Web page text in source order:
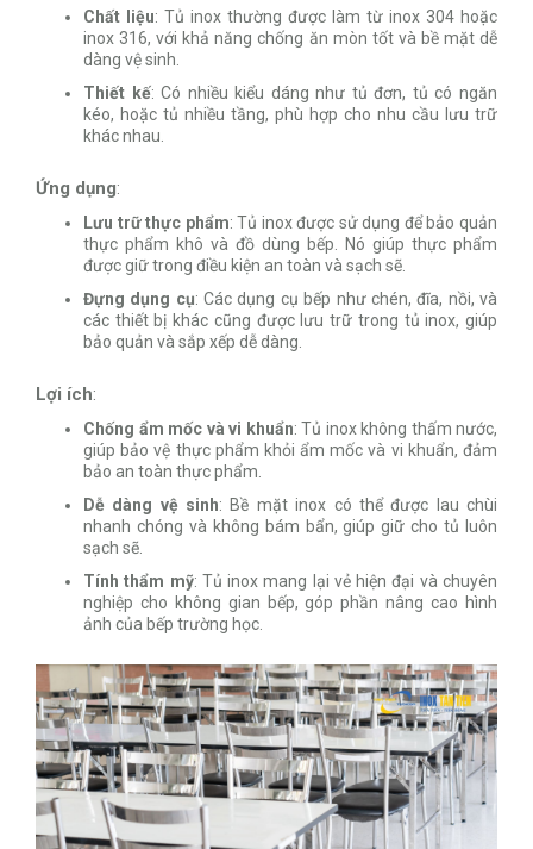
Chất liệu: Tủ inox thường được làm từ inox 304 hoặc
inox 316, với khả năng chống ăn mòn tốt và bề mặt dễ
dàng vệ sinh.
Thiết kế: Có nhiều kiểu dáng như tủ đơn, tủ có ngăn
kéo, hoặc tủ nhiều tầng, phù hợp cho nhu cầu lưu trữ
khác nhau.
Ứng dụng:
Lưu trữ thực phẩm: Tủ inox được sử dụng để bảo quản
thực phẩm khô và đồ dùng bếp. Nó giúp thực phẩm
được giữ trong điều kiện an toàn và sạch sẽ.
Đựng dụng cụ: Các dụng cụ bếp như chén, đĩa, nồi, và
các thiết bị khác cũng được lưu trữ trong tủ inox, giúp
bảo quản và sắp xếp dễ dàng.
Lợi ích:
Chống ẩm mốc và vi khuẩn: Tủ inox không thấm nước,
giúp bảo vệ thực phẩm khỏi ẩm mốc và vi khuẩn, đảm
bảo an toàn thực phẩm.
Dễ dàng vệ sinh: Bề mặt inox có thể được lau chùi
nhanh chóng và không bám bẩn, giúp giữ cho tủ luôn
sạch sẽ.
Tính thẩm mỹ: Tủ inox mang lại vẻ hiện đại và chuyên
nghiệp cho không gian bếp, góp phần nâng cao hình
ảnh của bếp trường học.